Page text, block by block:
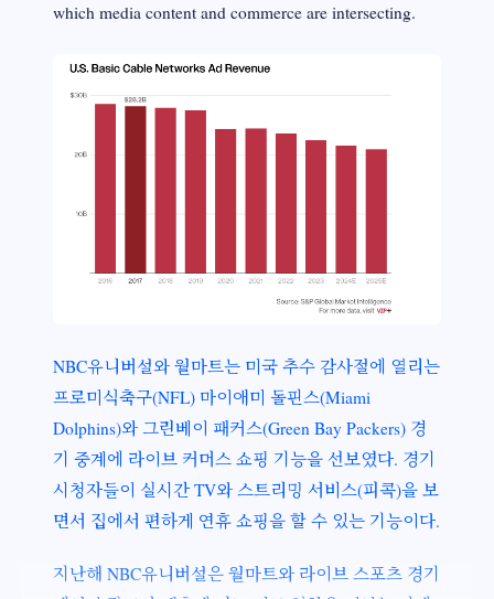
which media content and commerce are intersecting.
NBC유니버설와 월마트는 미국 추수 감사절에 열리는
프로미식축구(NFL) 마이애미 돌핀스(Miami
Dolphins)와 그린베이 패커스(Green Bay Packers) 경
기 중계에 라이브 커머스 쇼핑 기능을 선보였다. 경기
시청자들이 실시간 TV와 스트리밍 서비스(피콕)을 보
면서 집에서 편하게 연휴 쇼핑을 할 수 있는 기능이다.
지난해 NBC유니버설은 월마트와 라이브 스포츠 경기